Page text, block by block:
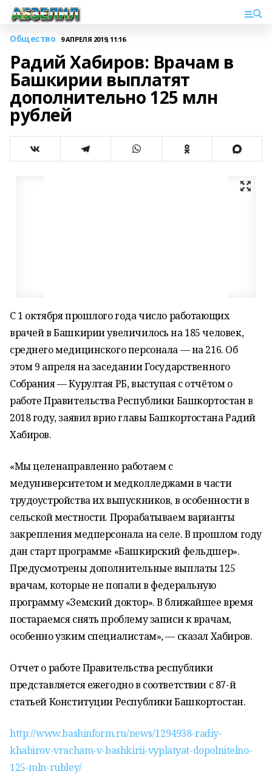
Общество 9 АПРЕЛЯ 2019, 11:16
Радий Хабиров: Врачам в
Башкирии выплатят
дополнительно 125 млн
рублей
С 1 октября прошлого года число работающих
врачей в Башкирии увеличилось на 185 человек,
среднего медицинского персонала — на 216. Об
этом 9 апреля на заседании Государственного
Собрания — Курултая РБ, выступая с отчётом о
работе Правительства Республики Башкортостан в
2018 году, заявил врио главы Башкортостана Радий
Хабиров.
«Мы целенаправленно работаем с
медуниверситетом и медколледжами в части
трудоустройства их выпускников, в особенности в
сельской местности. Прорабатываем варианты
закрепления медперсонала на селе. В прошлом году
дан старт программе «Башкирский фельдшер».
Предусмотрены дополнительные выплаты 125
врачам, которые не попали в федеральную
программу «Земский доктор». В ближайшее время
постараемся снять проблему записи к врачам,
особенно узким специалистам», — сказал Хабиров.
Отчет о работе Правительства республики
представляется ежегодно в соответствии с 87-й
статьей Конституции Республики Башкортостан.
http://www.bashinform.ru/news/1294938-radiy-
khabirov-vracham-v-bashkirii-vyplatyat-dopolnitelno-
125-mln-rubley/